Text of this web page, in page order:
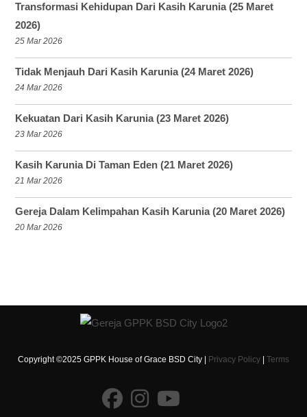
Transformasi Kehidupan Dari Kasih Karunia (25 Maret
2026)
25 Mar 2026
Tidak Menjauh Dari Kasih Karunia (24 Maret 2026)
24 Mar 2026
Kekuatan Dari Kasih Karunia (23 Maret 2026)
23 Mar 2026
Kasih Karunia Di Taman Eden (21 Maret 2026)
21 Mar 2026
Gereja Dalam Kelimpahan Kasih Karunia (20 Maret 2026)
20 Mar 2026
Copyright ©2025 GPPK House of Grace BSD City | Privacy Policy | Terms